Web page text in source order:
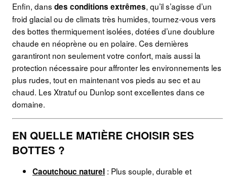
Enfin, dans des conditions extrêmes, qu’il s’agisse d’un
froid glacial ou de climats très humides, tournez-vous vers
des bottes thermiquement isolées, dotées d’une doublure
chaude en néoprène ou en polaire. Ces dernières
garantiront non seulement votre confort, mais aussi la
protection nécessaire pour affronter les environnements les
plus rudes, tout en maintenant vos pieds au sec et au
chaud. Les Xtratuf ou Dunlop sont excellentes dans ce
domaine.
EN QUELLE MATIÈRE CHOISIR SES
BOTTES ?
Caoutchouc naturel : Plus souple, durable et